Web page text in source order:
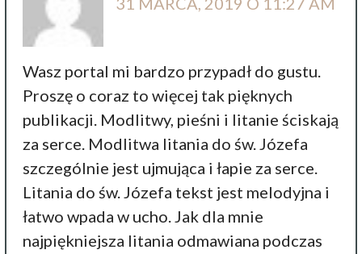
Wasz portal mi bardzo przypadł do gustu.
Proszę o coraz to więcej tak pięknych
publikacji. Modlitwy, pieśni i litanie ściskają
za serce. Modlitwa litania do św. Józefa
szczególnie jest ujmująca i łapie za serce.
Litania do św. Józefa tekst jest melodyjna i
łatwo wpada w ucho. Jak dla mnie
najpiękniejsza litania odmawiana podczas